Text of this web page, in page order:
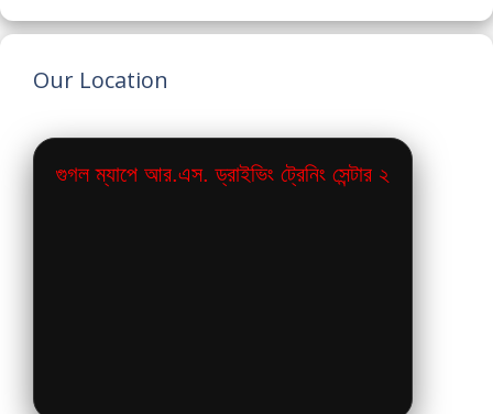
Our Location
গুগল ম্যাপে আর.এস. ড্রাইভিং ট্রেনিং সেন্টার ২